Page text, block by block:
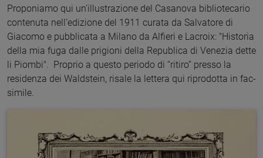
Proponiamo qui un’illustrazione del Casanova bibliotecario
contenuta nell’edizione del 1911 curata da Salvatore di
Giacomo e pubblicata a Milano da Alfieri e Lacroix: "Historia
della mia fuga dalle prigioni della Republica di Venezia dette
li Piombi". Proprio a questo periodo di “ritiro” presso la
residenza dei Waldstein, risale la lettera qui riprodotta in fac-
simile.